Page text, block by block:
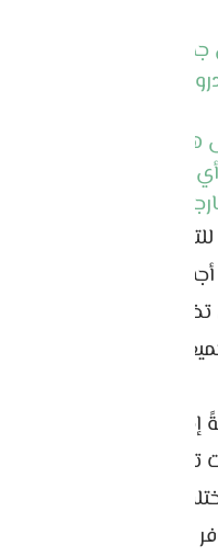
هواتف الاندرويد
أو تصغيرها من
هواتف سامسونج
هاتف محمول
بدرجة كبيرة
وفقًا
جهاز اندرويد
هواتف الاندرويد
كان لديك جهاز
ترغب ببساطة في
لشاشتك
لك طرقًا مختلفة